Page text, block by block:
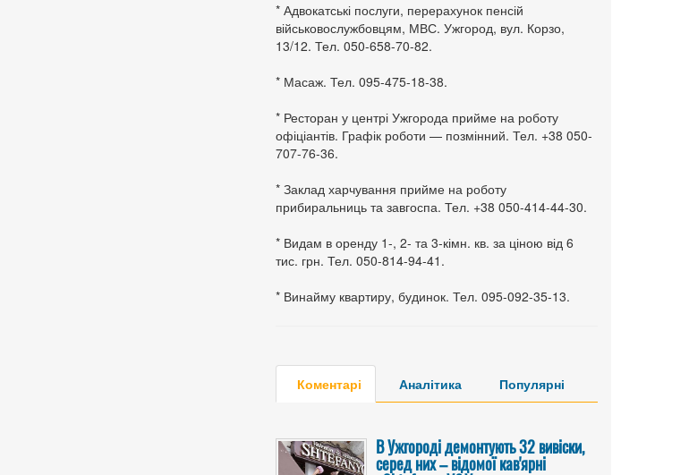
* Адвокатські послуги, перерахунок пенсій
військовослужбовцям, МВС. Ужгород, вул. Корзо,
13/12. Тел. 050-658-70-82.
* Масаж. Тел. 095-475-18-38.
* Ресторан у центрі Ужгорода прийме на роботу
офіціантів. Графік роботи — позмінний. Тел. +38 050-
707-76-36.
* Заклад харчування прийме на роботу
прибиральниць та завгоспа. Тел. +38 050-414-44-30.
* Видам в оренду 1-, 2- та 3-кімн. кв. за ціною від 6
тис. грн. Тел. 050-814-94-41.
* Винайму квартиру, будинок. Тел. 095-092-35-13.
Коментарі Аналітика Популярні
В Ужгороді демонтують 32 вивіски,
серед них – відомої кав'ярні